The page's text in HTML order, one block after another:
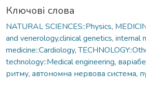
Ключові слова
NATURAL SCIENCES::Physics,
and venerology,clinical genetics, internal
medicine::Cardiology,
technology::Medical engineering,
ритму, автономна нервова система,